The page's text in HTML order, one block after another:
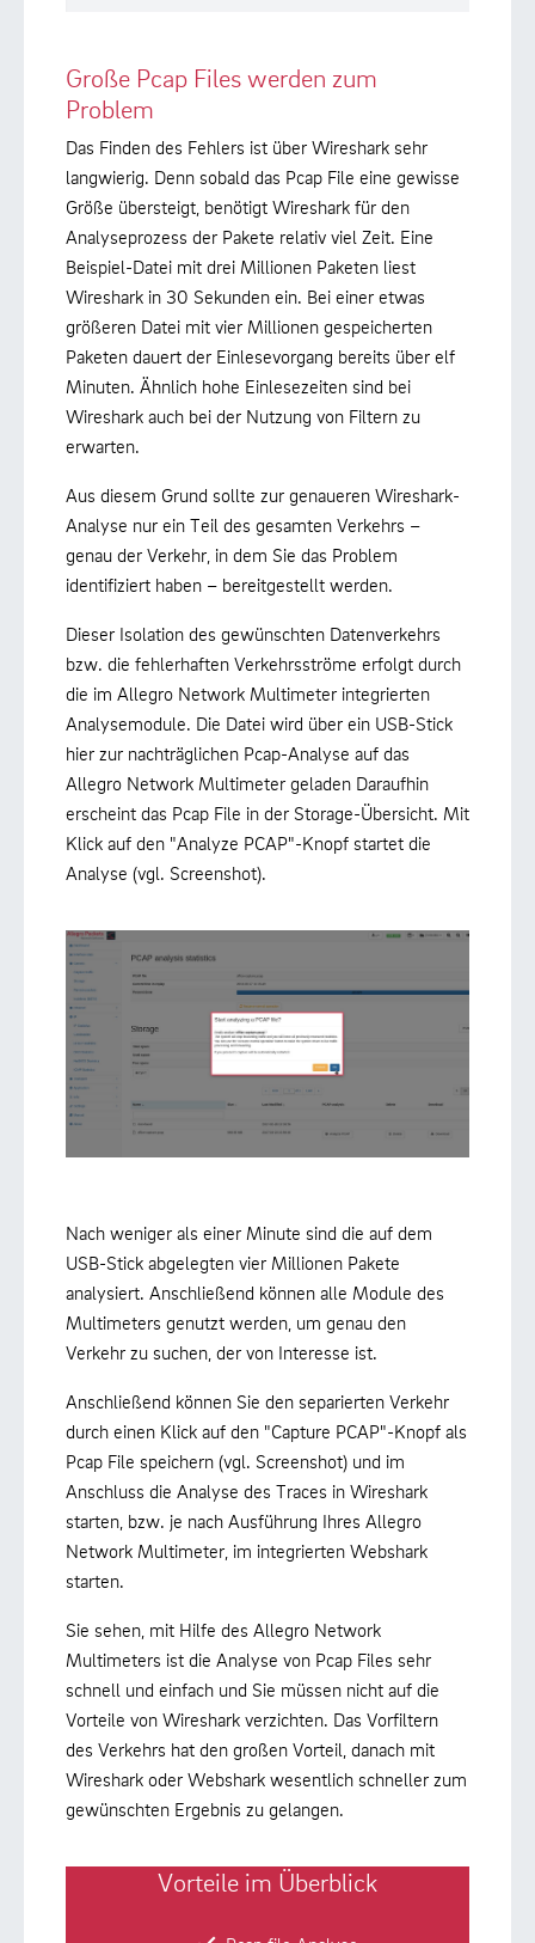
Große Pcap Files werden zum
Problem
Das Finden des Fehlers ist über Wireshark sehr
langwierig. Denn sobald das Pcap File eine gewisse
Größe übersteigt, benötigt Wireshark für den
Analyseprozess der Pakete relativ viel Zeit. Eine
Beispiel-Datei mit drei Millionen Paketen liest
Wireshark in 30 Sekunden ein. Bei einer etwas
größeren Datei mit vier Millionen gespeicherten
Paketen dauert der Einlesevorgang bereits über elf
Minuten. Ähnlich hohe Einlesezeiten sind bei
Wireshark auch bei der Nutzung von Filtern zu
erwarten.
Aus diesem Grund sollte zur genaueren Wireshark-
Analyse nur ein Teil des gesamten Verkehrs –
genau der Verkehr, in dem Sie das Problem
identifiziert haben – bereitgestellt werden.
Dieser Isolation des gewünschten Datenverkehrs
bzw. die fehlerhaften Verkehrsströme erfolgt durch
die im Allegro Network Multimeter integrierten
Analysemodule. Die Datei wird über ein USB-Stick
hier zur nachträglichen Pcap-Analyse auf das
Allegro Network Multimeter geladen Daraufhin
erscheint das Pcap File in der Storage-Übersicht. Mit
Klick auf den "Analyze PCAP"-Knopf startet die
Analyse (vgl. Screenshot).
Nach weniger als einer Minute sind die auf dem
USB-Stick abgelegten vier Millionen Pakete
analysiert. Anschließend können alle Module des
Multimeters genutzt werden, um genau den
Verkehr zu suchen, der von Interesse ist.
Anschließend können Sie den separierten Verkehr
durch einen Klick auf den "Capture PCAP"-Knopf als
Pcap File speichern (vgl. Screenshot) und im
Anschluss die Analyse des Traces in Wireshark
starten, bzw. je nach Ausführung Ihres Allegro
Network Multimeter, im integrierten Webshark
starten.
Sie sehen, mit Hilfe des Allegro Network
Multimeters ist die Analyse von Pcap Files sehr
schnell und einfach und Sie müssen nicht auf die
Vorteile von Wireshark verzichten. Das Vorfiltern
des Verkehrs hat den großen Vorteil, danach mit
Wireshark oder Webshark wesentlich schneller zum
gewünschten Ergebnis zu gelangen.
Vorteile im Überblick